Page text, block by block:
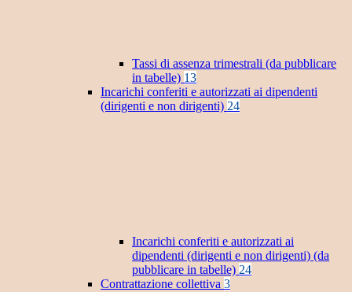
Tassi di assenza trimestrali (da pubblicare
in tabelle) 13
Incarichi conferiti e autorizzati ai dipendenti
(dirigenti e non dirigenti) 24
Incarichi conferiti e autorizzati ai
dipendenti (dirigenti e non dirigenti) (da
pubblicare in tabelle) 24
Contrattazione collettiva 3